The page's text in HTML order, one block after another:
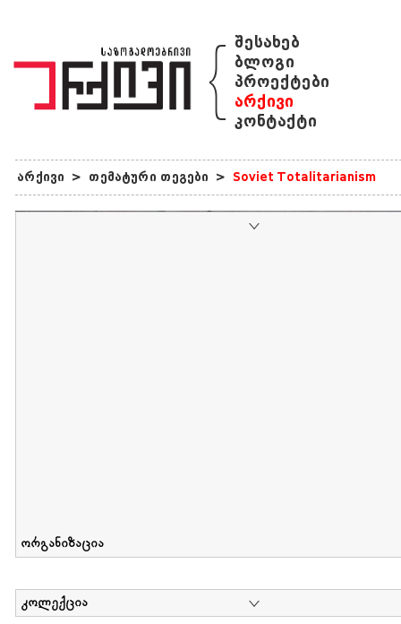
{ შესახებ
ბლოგი
პროექტები
არქივი
კონტაქტი
არქივი > თემატური თეგები > Soviet Totalitarianism
ორგანიზაცია
კოლექცია